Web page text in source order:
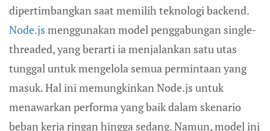
dipertimbangkan saat memilih teknologi backend.
Node.js menggunakan model penggabungan single-
threaded, yang berarti ia menjalankan satu utas
tunggal untuk mengelola semua permintaan yang
masuk. Hal ini memungkinkan Node.js untuk
menawarkan performa yang baik dalam skenario
beban kerja ringan hingga sedang. Namun, model ini